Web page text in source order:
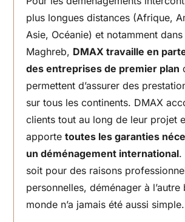
plus longues distances (Afrique,
Asie, Océanie) et notamment
Maghreb, DMAX travaille en
des entreprises de premier plan
permettent d’assurer des
sur tous les continents. DMAX
clients tout au long de leur projet
apportetoutes les garanties
un déménagement international.
soit pour des raisons
personnelles, déménager à l’autre
monde n’a jamais été aussi simple.